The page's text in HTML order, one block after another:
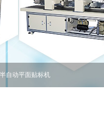
半自动平面贴标机